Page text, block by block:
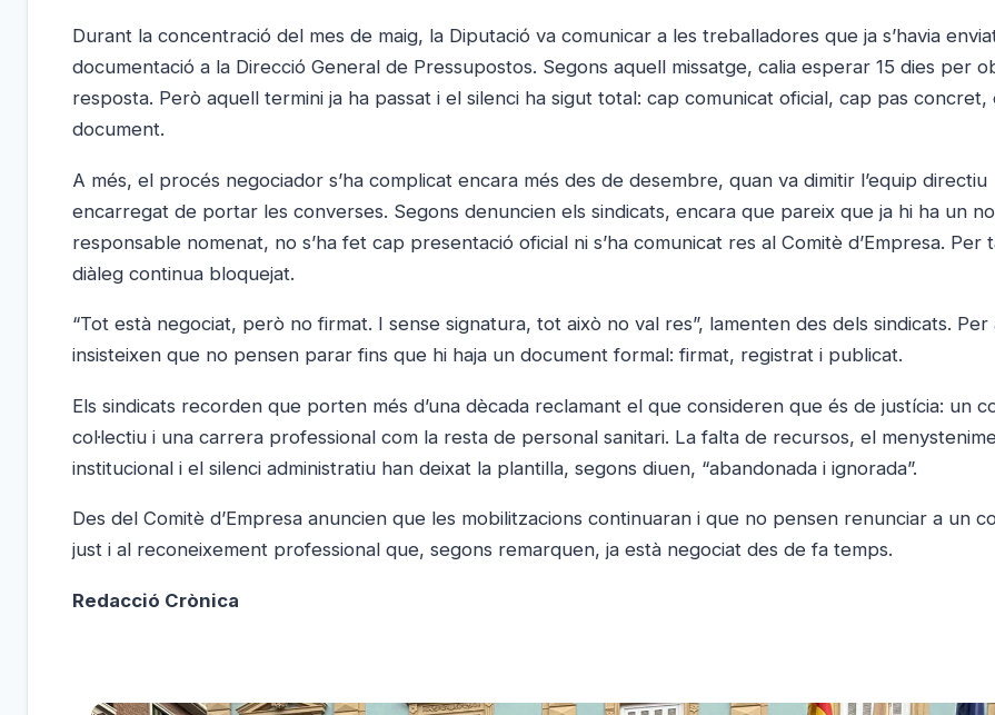
Durant la concentració del mes de maig, la Diputació va comunicar a les treballadores que ja s’havia
documentació a la Direcció General de Pressupostos. Segons aquell missatge, calia esperar 15 dies per
resposta. Però aquell termini ja ha passat i el silenci ha sigut total: cap comunicat oficial, cap pas concret,
document.
A més, el procés negociador s’ha complicat encara més des de desembre, quan va dimitir l’equip directiu
encarregat de portar les converses. Segons denuncien els sindicats, encara que pareix que ja hi ha un
responsable nomenat, no s’ha fet cap presentació oficial ni s’ha comunicat res al Comitè d’Empresa. Per
diàleg continua bloquejat.
“Tot està negociat, però no firmat. I sense signatura, tot això no val res”, lamenten des dels sindicats. Per
insisteixen que no pensen parar fins que hi haja un document formal: firmat, registrat i publicat.
Els sindicats recorden que porten més d’una dècada reclamant el que consideren que és de justícia: un
col·lectiu i una carrera professional com la resta de personal sanitari. La falta de recursos, el
institucional i el silenci administratiu han deixat la plantilla, segons diuen, “abandonada i ignorada”.
Des del Comitè d’Empresa anuncien que les mobilitzacions continuaran i que no pensen renunciar a un
just i al reconeixement professional que, segons remarquen, ja està negociat des de fa temps.
Redacció Crònica